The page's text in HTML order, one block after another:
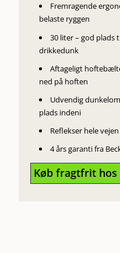
Fremragende
belaste ryggen
30 liter – god plads
drikkedunk
Aftageligt
ned på hoften
Udvendig
plads indeni
Reflekser hele
4 års garanti fra
Køb fragtfrit hos